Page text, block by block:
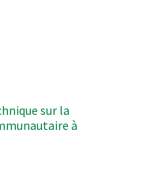
sur la
à